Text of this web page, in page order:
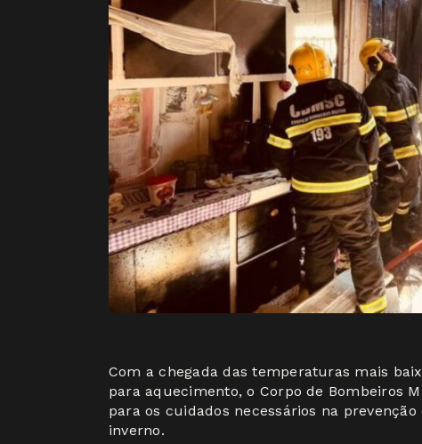
Com a chegada das temperaturas mais
para aquecimento, o Corpo de Bombeiros
para os cuidados necessários na
inverno.